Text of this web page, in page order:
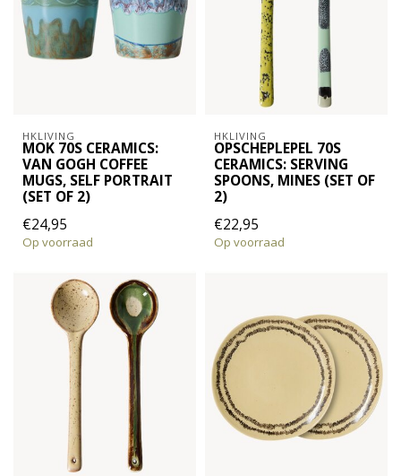
HKLIVING
MOK 70S CERAMICS:
VAN GOGH COFFEE
MUGS, SELF PORTRAIT
(SET OF 2)
€24,95
Op voorraad
HKLIVING
OPSCHEPLEPEL 70S
CERAMICS: SERVING
SPOONS, MINES (SET OF
2)
€22,95
Op voorraad